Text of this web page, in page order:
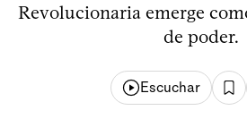
Revolucionaria emerge
de poder.
Escuchar